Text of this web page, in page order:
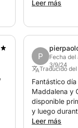
inolvidable.
Leer más
P
Fecha
3/9/24
Traducido
Fantástico
Maddalena y
disponible
y luego
comprender
Leer más